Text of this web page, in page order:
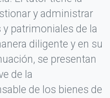
y administrar
patrimoniales de la
diligente y en su
se presentan
de la
de los bienes de